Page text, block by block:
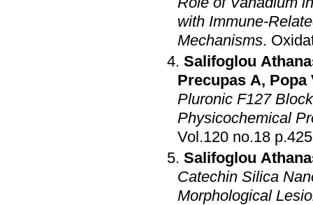
with Immune-
Mechanisms.
Salifoglou
Precupas A, Popa
Pluronic F127
Physicochemical
Vol.120
Salifoglou
Catechin Silica
Morphological